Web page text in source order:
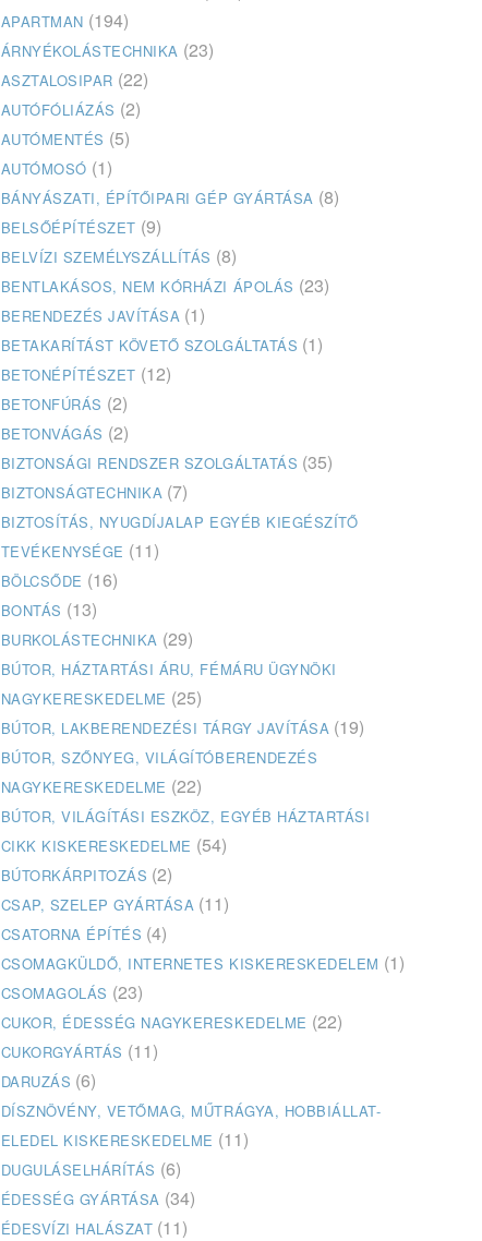
APARTMAN (194)
ÁRNYÉKOLÁSTECHNIKA (23)
ASZTALOSIPAR (22)
AUTÓFÓLIÁZÁS (2)
AUTÓMENTÉS (5)
AUTÓMOSÓ (1)
BÁNYÁSZATI, ÉPÍTŐIPARI GÉP GYÁRTÁSA (8)
BELSŐÉPÍTÉSZET (9)
BELVÍZI SZEMÉLYSZÁLLÍTÁS (8)
BENTLAKÁSOS, NEM KÓRHÁZI ÁPOLÁS (23)
BERENDEZÉS JAVÍTÁSA (1)
BETAKARÍTÁST KÖVETŐ SZOLGÁLTATÁS (1)
BETONÉPÍTÉSZET (12)
BETONFÚRÁS (2)
BETONVÁGÁS (2)
BIZTONSÁGI RENDSZER SZOLGÁLTATÁS (35)
BIZTONSÁGTECHNIKA (7)
BIZTOSÍTÁS, NYUGDÍJALAP EGYÉB KIEGÉSZÍTŐ
TEVÉKENYSÉGE (11)
BÖLCSŐDE (16)
BONTÁS (13)
BURKOLÁSTECHNIKA (29)
BÚTOR, HÁZTARTÁSI ÁRU, FÉMÁRU ÜGYNÖKI
NAGYKERESKEDELME (25)
BÚTOR, LAKBERENDEZÉSI TÁRGY JAVÍTÁSA (19)
BÚTOR, SZŐNYEG, VILÁGÍTÓBERENDEZÉS
NAGYKERESKEDELME (22)
BÚTOR, VILÁGÍTÁSI ESZKÖZ, EGYÉB HÁZTARTÁSI
CIKK KISKERESKEDELME (54)
BÚTORKÁRPITOZÁS (2)
CSAP, SZELEP GYÁRTÁSA (11)
CSATORNA ÉPÍTÉS (4)
CSOMAGKÜLDŐ, INTERNETES KISKERESKEDELEM (1)
CSOMAGOLÁS (23)
CUKOR, ÉDESSÉG NAGYKERESKEDELME (22)
CUKORGYÁRTÁS (11)
DARUZÁS (6)
DÍSZNÖVÉNY, VETŐMAG, MŰTRÁGYA, HOBBIÁLLAT-
ELEDEL KISKERESKEDELME (11)
DUGULÁSELHÁRÍTÁS (6)
ÉDESSÉG GYÁRTÁSA (34)
ÉDESVÍZI HALÁSZAT (11)